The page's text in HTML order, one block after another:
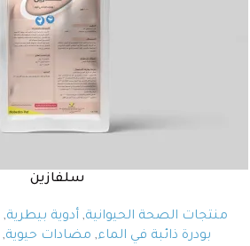
سلفازين
منتجات الصحة الحيوانية, أدوية بيطرية,
بودرة ذائبة في الماء, مضادات حيوية,